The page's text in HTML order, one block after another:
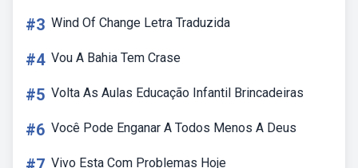
#3 Wind Of Change Letra Traduzida
#4 Vou A Bahia Tem Crase
#5 Volta As Aulas Educação Infantil Brincadeiras
#6 Você Pode Enganar A Todos Menos A Deus
Vivo Esta Com Problemas Hoje